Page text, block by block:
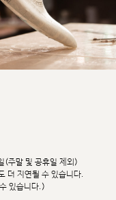
(주말 및 공휴일 제외)
더 지연될 수 있습니다.
있습니다.)